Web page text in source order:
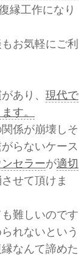
縁工作になり
お気軽にご利
あり、 現代で
す。
係が崩壊しそ
らないケース
セラーが適切
せて頂けま
難しいのです
れないという
なんて諦めた